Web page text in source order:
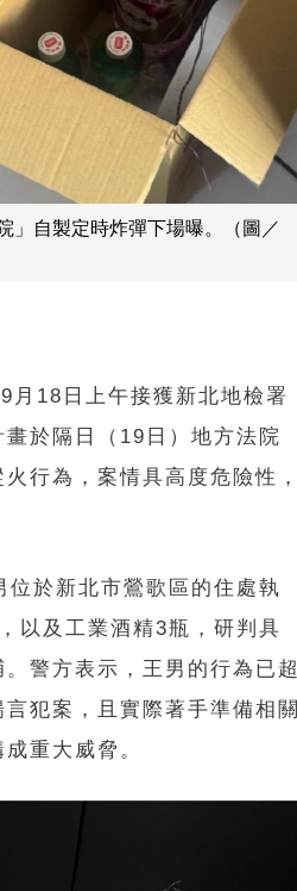
」自製定時炸彈下場曝。（圖／
月18日上午接獲新北地檢署
於隔日（19日）地方法院
行為，案情具高度危險性，
於新北市鶯歌區的住處執
以及工業酒精3瓶，研判具
警方表示，王男的行為已超
犯案，且實際著手準備相關
重大威脅。